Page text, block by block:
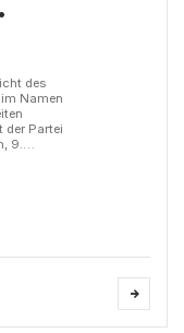
des
Namen
der Partei
9.
dass
wichtigen